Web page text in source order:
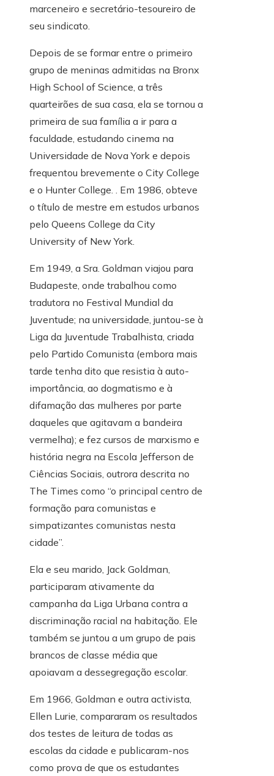
marceneiro e secretário-tesoureiro de
seu sindicato.
Depois de se formar entre o primeiro
grupo de meninas admitidas na Bronx
High School of Science, a três
quarteirões de sua casa, ela se tornou a
primeira de sua família a ir para a
faculdade, estudando cinema na
Universidade de Nova York e depois
frequentou brevemente o City College
e o Hunter College. . Em 1986, obteve
o título de mestre em estudos urbanos
pelo Queens College da City
University of New York.
Em 1949, a Sra. Goldman viajou para
Budapeste, onde trabalhou como
tradutora no Festival Mundial da
Juventude; na universidade, juntou-se à
Liga da Juventude Trabalhista, criada
pelo Partido Comunista (embora mais
tarde tenha dito que resistia à auto-
importância, ao dogmatismo e à
difamação das mulheres por parte
daqueles que agitavam a bandeira
vermelha); e fez cursos de marxismo e
história negra na Escola Jefferson de
Ciências Sociais, outrora descrita no
The Times como “o principal centro de
formação para comunistas e
simpatizantes comunistas nesta
cidade”.
Ela e seu marido, Jack Goldman,
participaram ativamente da
campanha da Liga Urbana contra a
discriminação racial na habitação. Ele
também se juntou a um grupo de pais
brancos de classe média que
apoiavam a dessegregação escolar.
Em 1966, Goldman e outra activista,
Ellen Lurie, compararam os resultados
dos testes de leitura de todas as
escolas da cidade e publicaram-nos
como prova de que os estudantes